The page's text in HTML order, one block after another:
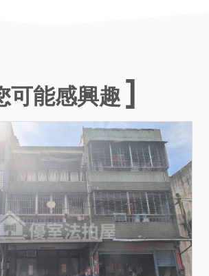
賣，請投標人分別出價。
二、拍賣最低價額合計新台
幣：4,604,000元，以總價
最高者得標。
三、保證金新台幣：
921,000元。
四、本件拍賣之暫編1804建
號建物並未辦理建築物所有
權第一次登記，於拍定後無
法逕持不動產權利移轉證書
辦理所有權移轉登記，得標
可能感興趣